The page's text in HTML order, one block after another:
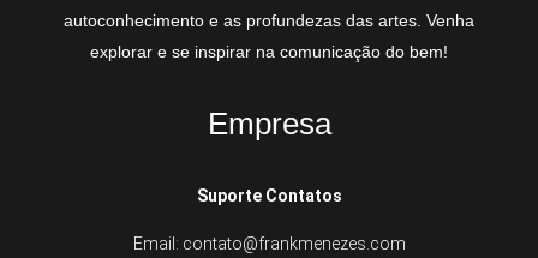
autoconhecimento e as profundezas das artes. Venha
explorar e se inspirar na comunicação do bem!
Empresa
Suporte Contatos
Email: contato@frankmenezes.com